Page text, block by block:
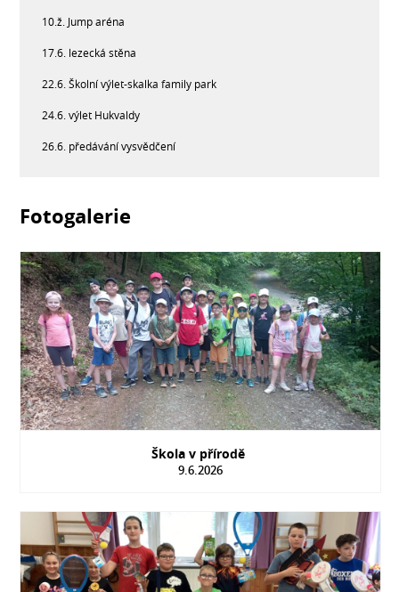
10.ž. Jump aréna
17.6. lezecká stěna
22.6. Školní výlet-skalka family park
24.6. výlet Hukvaldy
26.6. předávání vysvědčení
Fotogalerie
Škola v přírodě
9.6.2026